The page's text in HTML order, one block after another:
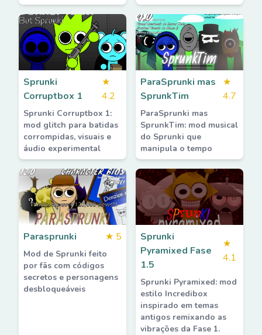
Sprunki
Corruptbox 1
★
4.2
Sprunki Corruptbox 1:
mod glitch para batidas
corrompidas, visuais e
áudio experimental
ParaSprunki mas
SprunkTim
★
4.7
ParaSprunki mas
SprunkTim: mod musical
do Sprunki que
manipula o tempo
Parasprunki ★ 5
Mod de Sprunki feito
por fãs com códigos
secretos e personagens
desbloqueáveis
Sprunki
Pyramixed Fase
1.5
★
4.1
Sprunki Pyramixed: mod
estilo Incredibox
inspirado em temas
antigos remixando as
vibrações da Fase 1.